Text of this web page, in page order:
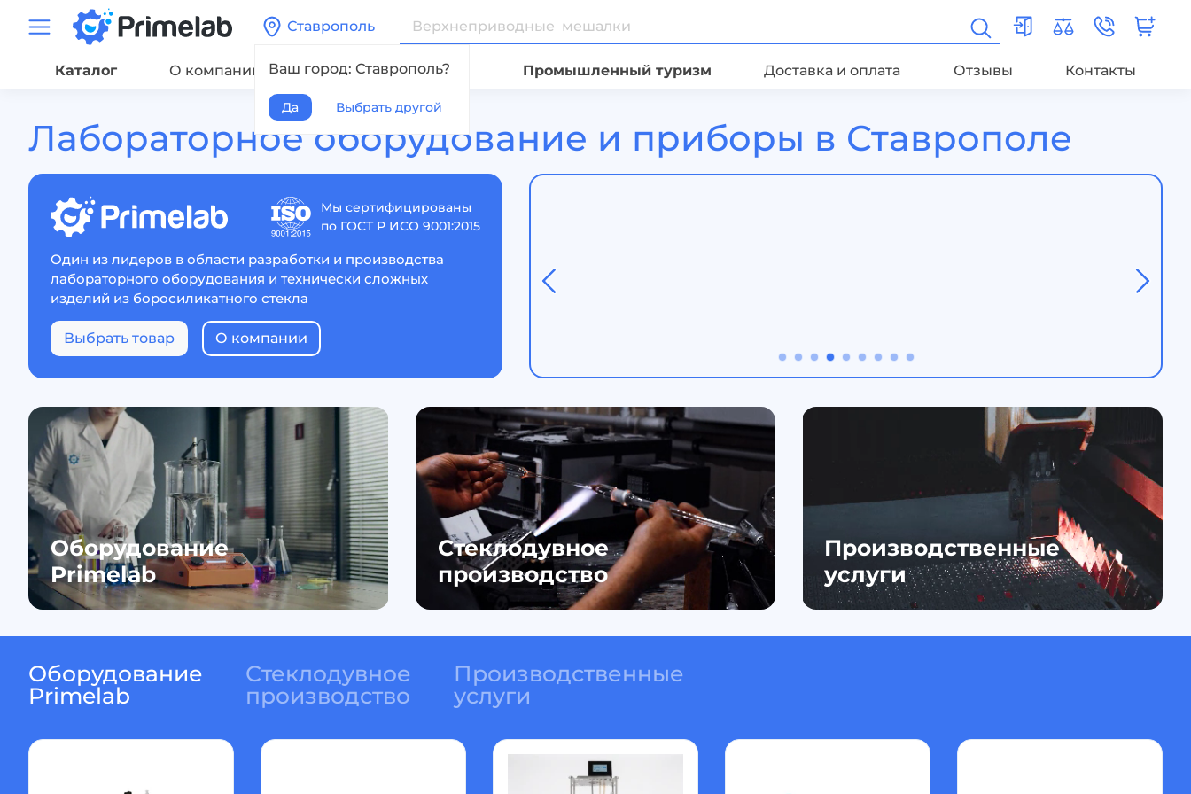
Ставрополь
Ваш город: Ставрополь?
Да Выбрать другой
Каталог О компании Сервис Видео Промышленный туризм Доставка и оплата Отзывы Контакты
Лабораторное оборудование и приборы в Ставрополе
Мы сертифицированы
по ГОСТ Р ИСО 9001:2015
Один из лидеров в области разработки и производства
лабораторного оборудования и технически сложных
изделий из боросиликатного стекла
Выбрать товар О компании
Оборудование
Primelab
Стеклодувное
производство
Производственные
услуги
Оборудование
Primelab
Стеклодувное
производство
Производственные
услуги